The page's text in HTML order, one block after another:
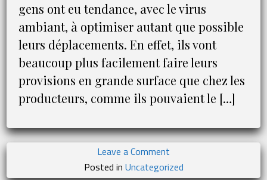
gens ont eu tendance, avec le virus
ambiant, à optimiser autant que possible
leurs déplacements. En effet, ils vont
beaucoup plus facilement faire leurs
provisions en grande surface que chez les
producteurs, comme ils pouvaient le […]
Leave a Comment
Agriculteurs
Posted in Uncategorized